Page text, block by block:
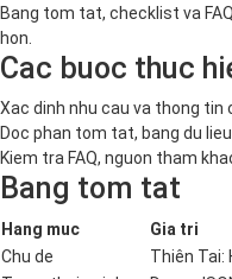
Bang tom tat, checklist va
hon.
Cac buoc thuc
Xac dinh nhu cau va thong tin
Doc phan tom tat, bang du
Kiem tra FAQ, nguon tham
Bang tom tat
Hang muc
Gia tri
Chu de
Thiên Tai: